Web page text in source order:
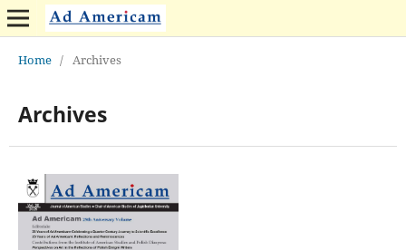
Home / Archives
Archives